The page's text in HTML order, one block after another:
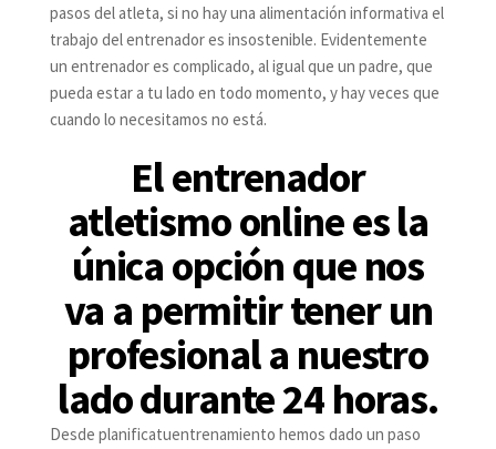
pasos del atleta, si no hay una alimentación informativa el
trabajo del entrenador es insostenible. Evidentemente
un entrenador es complicado, al igual que un padre, que
pueda estar a tu lado en todo momento, y hay veces que
cuando lo necesitamos no está.
Elentrenador
atletismo onlinees la
única opción que nos
va a permitir tener un
profesional a nuestro
lado durante 24 horas.
Desde planificatuentrenamiento hemos dado un paso